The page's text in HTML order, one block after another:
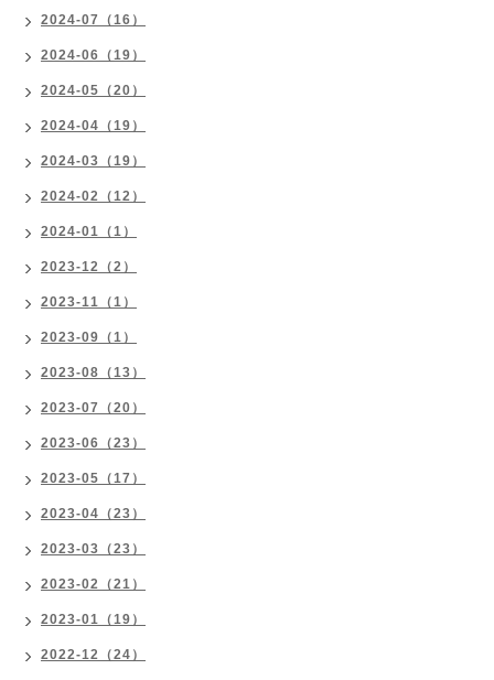
2024-07（16）
2024-06（19）
2024-05（20）
2024-04（19）
2024-03（19）
2024-02（12）
2024-01（1）
2023-12（2）
2023-11（1）
2023-09（1）
2023-08（13）
2023-07（20）
2023-06（23）
2023-05（17）
2023-04（23）
2023-03（23）
2023-02（21）
2023-01（19）
2022-12（24）